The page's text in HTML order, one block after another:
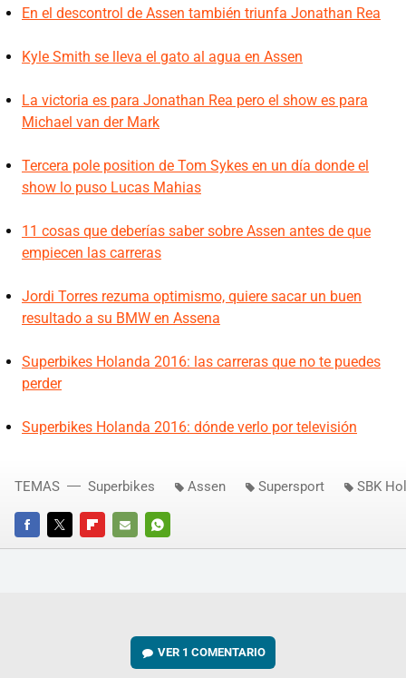
En el descontrol de Assen también triunfa Jonathan Rea
Kyle Smith se lleva el gato al agua en Assen
La victoria es para Jonathan Rea pero el show es para
Michael van der Mark
Tercera pole position de Tom Sykes en un día donde el
show lo puso Lucas Mahias
11 cosas que deberías saber sobre Assen antes de que
empiecen las carreras
Jordi Torres rezuma optimismo, quiere sacar un buen
resultado a su BMW en Assena
Superbikes Holanda 2016: las carreras que no te puedes
perder
Superbikes Holanda 2016: dónde verlo por televisión
FACEBOOKTWITTERFLIPBOARD
E-
WHATSAPP
TEMAS Superbikes Assen Supersport SBK
VER 1 COMENTARIO